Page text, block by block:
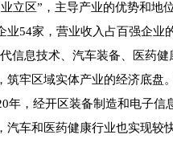
立区”，主导产业的优势和地
业54家，营业收入占百强企业
信息技术、汽车装备、医药健
筑牢区域实体产业的经济底盘
年，经开区装备制造和电子信
汽车和医药健康行业也实现较